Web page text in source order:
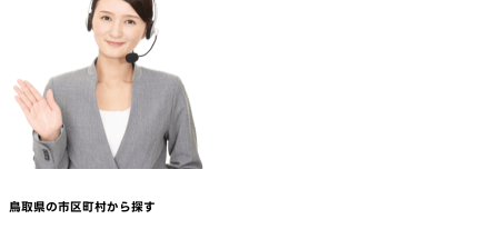
鳥取県の市区町村から探す